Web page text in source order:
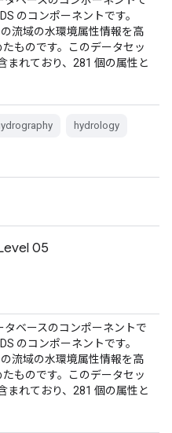
のコンポーネントです。
流域の水環境属性情報を高
ものです。このデータセッ
まれており、281 個の属性と
hydrology
05
タベースのコンポーネントで
のコンポーネントです。
流域の水環境属性情報を高
ものです。このデータセッ
まれており、281 個の属性と